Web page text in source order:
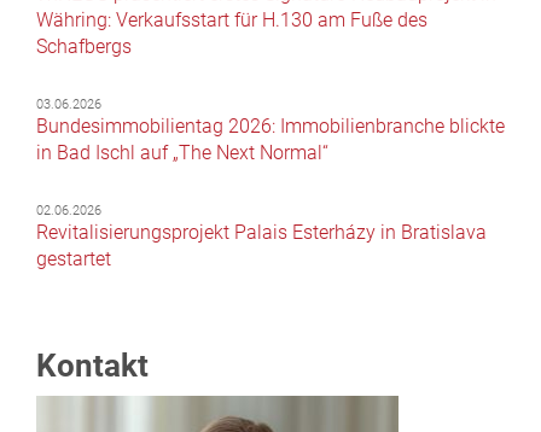
Währing: Verkaufsstart für H.130 am Fuße des
Schafbergs
03.06.2026
Bundesimmobilientag 2026: Immobilienbranche blickte
in Bad Ischl auf „The Next Normal“
02.06.2026
Revitalisierungsprojekt Palais Esterházy in Bratislava
gestartet
Kontakt